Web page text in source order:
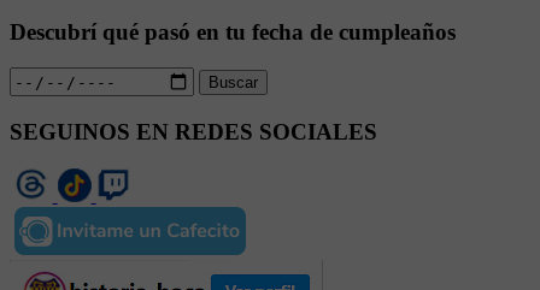
Descubrí qué pasó en tu fecha de cumpleaños
Buscar
SEGUINOS EN REDES SOCIALES